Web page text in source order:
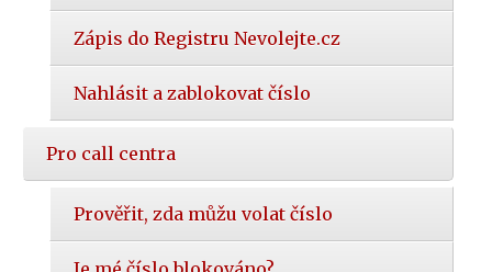
Zápis do Registru Nevolejte.cz
Nahlásit a zablokovat číslo
Pro call centra
Prověřit, zda můžu volat číslo